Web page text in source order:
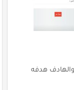
هدفه